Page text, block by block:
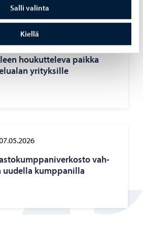
Salli valinta
Kiellä
hou­kut­te­le­va paik­ka
yri­tyk­sil­le
vah­
uu­del­la kump­pa­nil­la